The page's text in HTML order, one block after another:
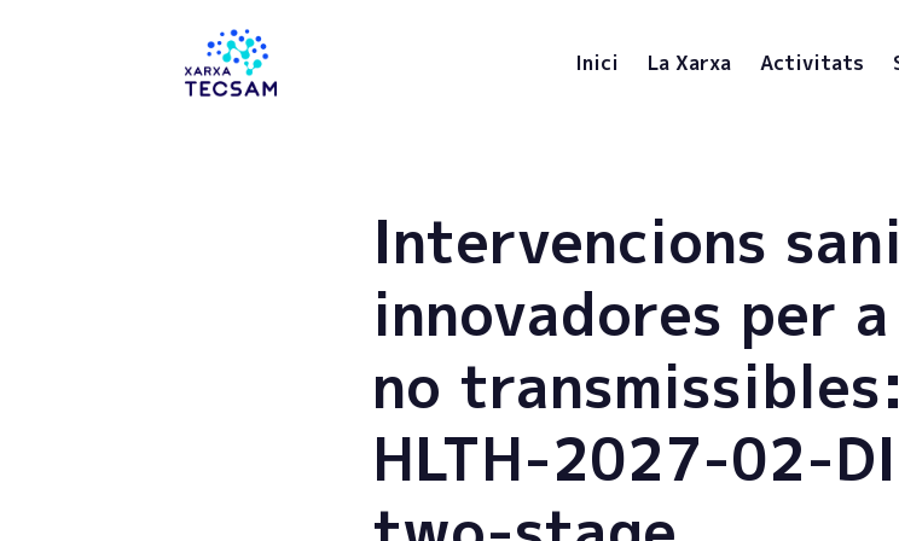
Inici La Xarxa Activitats
Intervencions
innovadores per
no
HLTH-2027-02-